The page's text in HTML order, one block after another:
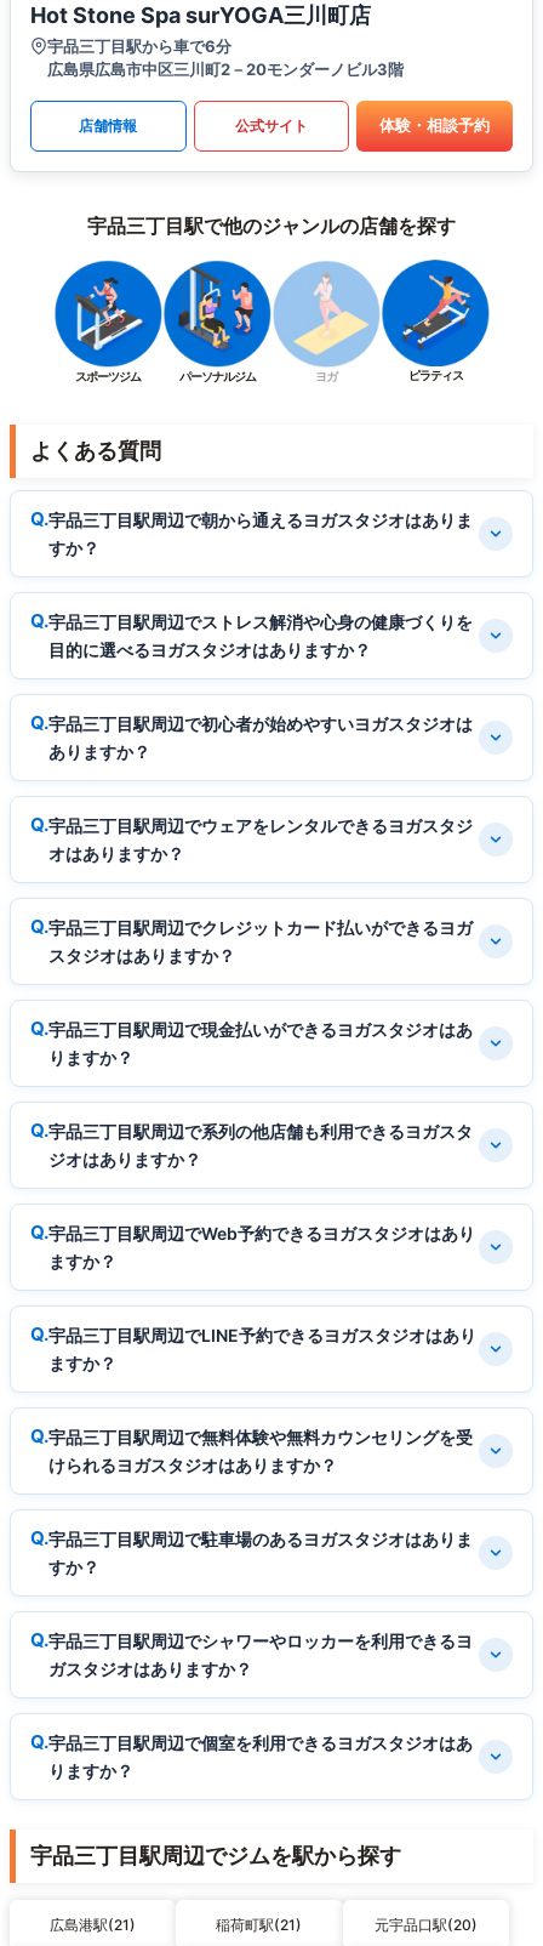
Hot Stone Spa surYOGA三川町店
宇品三丁目駅から車で6分
広島県広島市中区三川町2－20モンダーノビル3階
店舗情報 公式サイト 体験・相談予約
宇品三丁目駅で他のジャンルの店舗を探す
スポーツジム パーソナルジム ヨガ ピラティス
よくある質問
宇品三丁目駅周辺で朝から通えるヨガスタジオはありま
すか？
宇品三丁目駅周辺でストレス解消や心身の健康づくりを
目的に選べるヨガスタジオはありますか？
宇品三丁目駅周辺で初心者が始めやすいヨガスタジオは
ありますか？
宇品三丁目駅周辺でウェアをレンタルできるヨガスタジ
オはありますか？
宇品三丁目駅周辺でクレジットカード払いができるヨガ
スタジオはありますか？
宇品三丁目駅周辺で現金払いができるヨガスタジオはあ
りますか？
宇品三丁目駅周辺で系列の他店舗も利用できるヨガスタ
ジオはありますか？
宇品三丁目駅周辺でWeb予約できるヨガスタジオはあり
ますか？
宇品三丁目駅周辺でLINE予約できるヨガスタジオはあり
ますか？
宇品三丁目駅周辺で無料体験や無料カウンセリングを受
けられるヨガスタジオはありますか？
宇品三丁目駅周辺で駐車場のあるヨガスタジオはありま
すか？
宇品三丁目駅周辺でシャワーやロッカーを利用できるヨ
ガスタジオはありますか？
宇品三丁目駅周辺で個室を利用できるヨガスタジオはあ
りますか？
宇品三丁目駅周辺でジムを駅から探す
広島港駅(21) 稲荷町駅(21) 元宇品口駅(20)